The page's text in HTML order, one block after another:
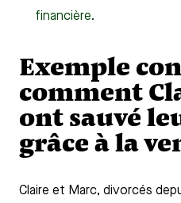
financière.
Exemple
comment
ont sauvé
grâce à la
Claire et Marc, divorcés